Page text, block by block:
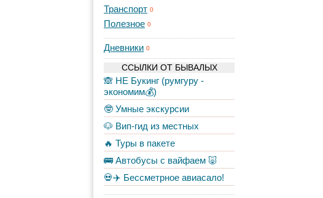
Транспорт 0
Полезное 0
Дневники 0
ССЫЛКИ ОТ БЫВАЛЫХ
🙈 НЕ Букинг (румгуру -
экономим💰)
🤓 Умные экскурсии
🐶 Вип-гид из местных
🔥 Туры в пакете
🚌 Автобусы с вайфаем 🐷
💀✈️ Бессметрное авиасало!